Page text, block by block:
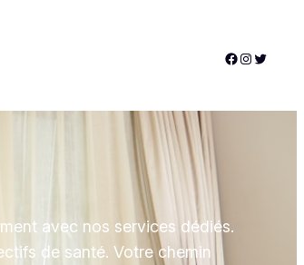
Facebook
Instagram
Twitter
avec nos services dédiés.
de santé. Votre chemin